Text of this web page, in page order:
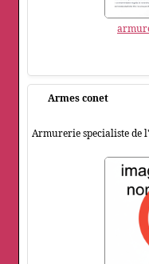
Armes conet
Armurerie specialiste de